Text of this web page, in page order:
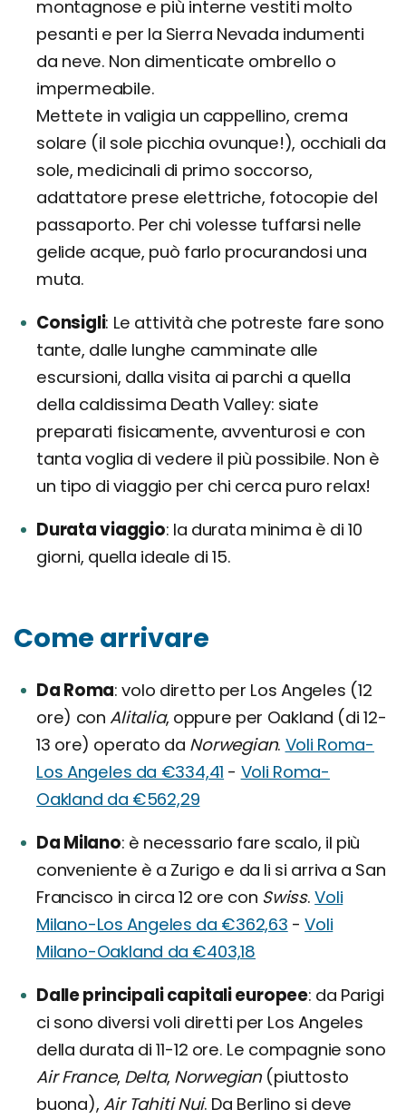
montagnose e più interne vestiti molto
pesanti e per la Sierra Nevada indumenti
da neve. Non dimenticate ombrello o
impermeabile.
Mettete in valigia un cappellino, crema
solare (il sole picchia ovunque!), occhiali da
sole, medicinali di primo soccorso,
adattatore prese elettriche, fotocopie del
passaporto. Per chi volesse tuffarsi nelle
gelide acque, può farlo procurandosi una
muta.
Consigli Le attività che potreste fare sono
tante, dalle lunghe camminate alle
escursioni, dalla visita ai parchi a quella
della caldissima Death Valley: siate
preparati fisicamente, avventurosi e con
tanta voglia di vedere il più possibile. Non è
un tipo di viaggio per chi cerca puro relax!
Durata viaggio la durata minima è di 10
giorni, quella ideale di 15.
Come arrivare
Da Roma volo diretto per Los Angeles (12
ore) conAlitalia, oppure per Oakland (di 12-
13 ore) operato da Norwegian. Voli Roma-
Los Angeles da €334,41 - Voli Roma-
Oakland da €562,29
Da Milano è necessario fare scalo, il più
conveniente è a Zurigo e da li si arriva a San
Francisco in circa 12 ore con Swiss.Voli
Milano-Los Angeles da €362,63 -Voli
Milano-Oakland da €403,18
Dalle principali capitali europee da Parigi
ci sono diversi voli diretti per Los Angeles
della durata di 11-12 ore. Le compagnie sono
Air France, Delta, Norwegian(piuttosto
buona), Air Tahiti Nui. Da Berlino si deve